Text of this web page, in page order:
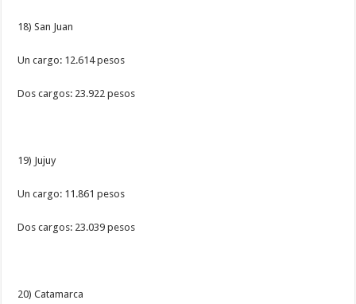
18) San Juan
Un cargo: 12.614 pesos
Dos cargos: 23.922 pesos
19) Jujuy
Un cargo: 11.861 pesos
Dos cargos: 23.039 pesos
20) Catamarca